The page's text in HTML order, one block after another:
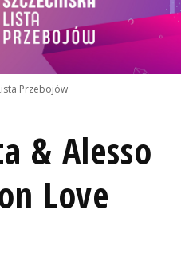
Przebojów
& Alesso
Love